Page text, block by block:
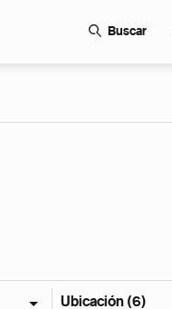
Buscar
Ubicación (6)